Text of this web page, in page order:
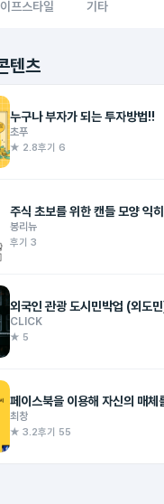
프스타일 기타
텐츠
누구나 부자가 되는 투자방법!!
초푸
★ 2.8후기 6
주식 초보를 위한 캔들 모양 익히
봉리뉴
후기 3
외국인 관광 도시민박업 (외도
CLICK
★ 5
최창
★ 3.2후기 55